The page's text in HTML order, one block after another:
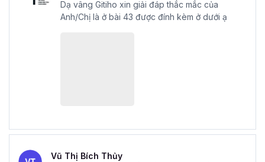
Dạ vâng Gitiho xin giải đáp thắc mắc của
Anh/Chị là ở bài 43 được đính kèm ở dưới ạ
Vũ Thị Bích Thủy